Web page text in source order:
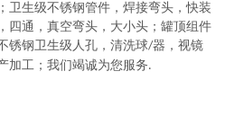
；卫生级不锈钢管件 ，焊接弯头，快装
四通，真空弯头，大小头 ；罐顶组件
锈钢卫生级人孔，清洗球/器，视镜
加工 ；我们竭诚为您服务.